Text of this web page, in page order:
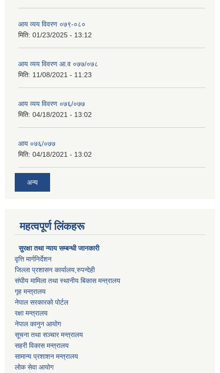
आय व्यय विवरण ०७९-०८०
मिति: 01/23/2025 - 13:12
आय व्यय विवरण आ.व ०७७/०७८
मिति: 11/08/2021 - 11:23
आय व्यय विवरण ०७६/०७७
मिति: 04/18/2021 - 13:02
आय ०७६/०७७
मिति: 04/18/2021 - 13:02
अन्य
महत्वपूर्ण लिंकहरू
सुरक्षा तथा न्याय सम्बन्धी जानकारी
वृत्ति मार्गनिर्देशन
जिल्ला प्रशासन कार्यालय,रुपन्देही
संघीय मामिला तथा स्थानीय बिकास मन्त्रालय
गृह मन्त्रालय
नेपाल सरकारको पोर्टल
रक्षा मन्त्रालय
नेपाल कानुन आयोग
सूचना तथा सञ्चार मन्त्रालय
सहरी विकास मन्त्रालय
सामान्य प्रशाशन मन्त्रालय
लोक सेवा आयोग